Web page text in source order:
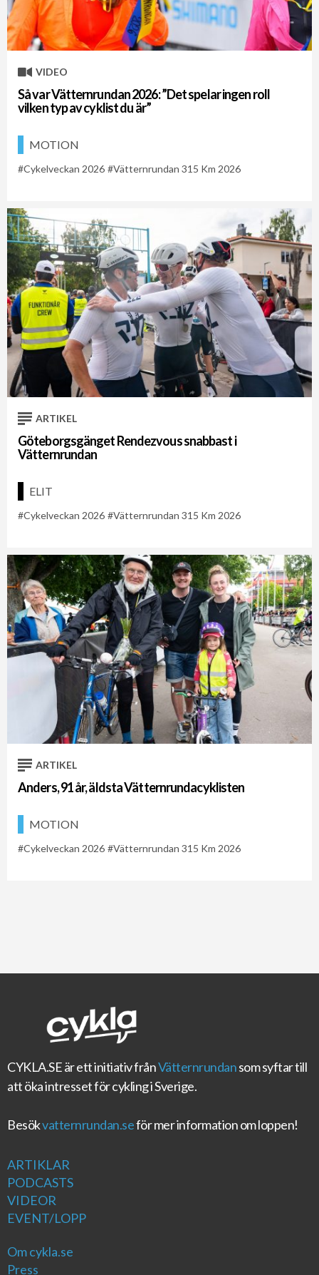
VIDEO
Så var Vätternrundan 2026: ”Det spelar ingen roll
vilken typ av cyklist du är”
MOTION
Cykelveckan 2026 Vätternrundan 315 Km 2026
ARTIKEL
Göteborgsgänget Rendezvous snabbast i
Vätternrundan
ELIT
Cykelveckan 2026 Vätternrundan 315 Km 2026
ARTIKEL
Anders, 91 år, äldsta Vätternrundacyklisten
MOTION
Cykelveckan 2026 Vätternrundan 315 Km 2026
CYKLA.SEär ett initiativ frånVätternrundansom syftar till
att öka intresset för cykling i Sverige.
Besökvatternrundan.seför mer information om loppen!
ARTIKLAR
PODCASTS
VIDEOR
EVENT/LOPP
Om cykla.se
Press